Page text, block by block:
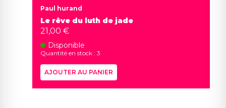
Paul hurand
Le rêve du luth de jade
21,00 €
Disponible
Quantité en stock : 3
AJOUTER AU PANIER